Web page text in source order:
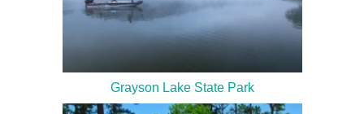
Grayson Lake State Park